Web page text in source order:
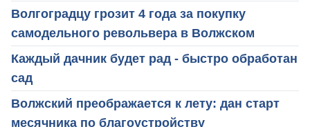
Волгоградцу грозит 4 года за покупку
самодельного револьвера в Волжском
Каждый дачник будет рад - быстро обработан
сад
Волжский преображается к лету: дан старт
месячника по благоустройству